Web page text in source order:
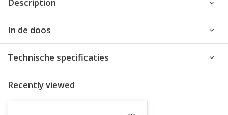
In de doos
Technische specificaties
Recently viewed